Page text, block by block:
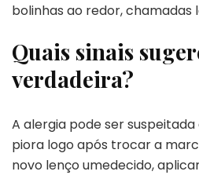
bolinhas ao redor, chamadas
Quais sinais
verdadeira?
A alergia pode ser
piora logo após trocar a
novo lenço umedecido,